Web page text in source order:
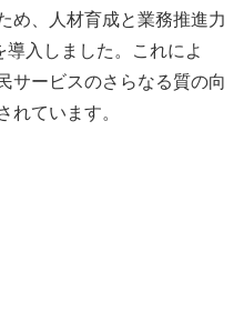
め、人材育成と業務推進力
入しました。これによ
サービスのさらなる質の向
れています。